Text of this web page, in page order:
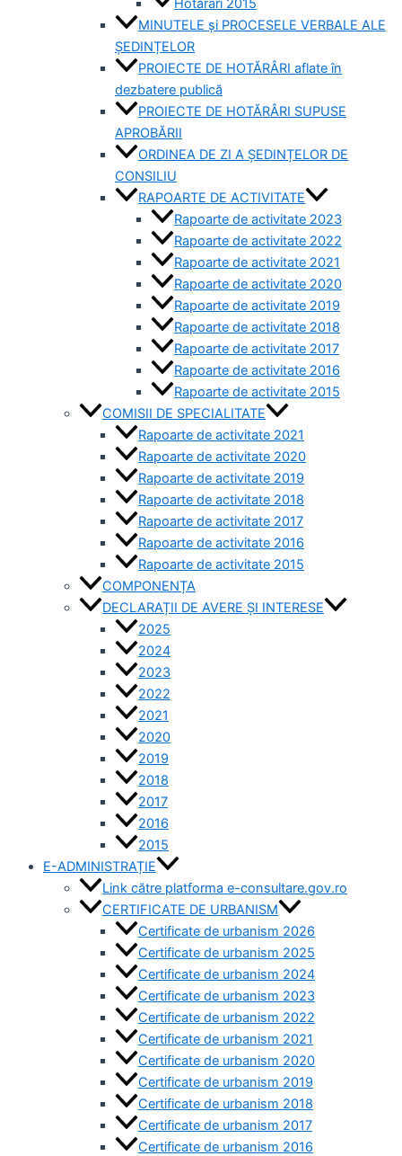
MINUTELE și PROCESELE VERBALE ALE
ȘEDINȚELOR
PROIECTE DE HOTĂRÂRI aflate în
dezbatere publică
PROIECTE DE HOTĂRÂRI SUPUSE
APROBĂRII
ORDINEA DE ZI A ȘEDINȚELOR DE
CONSILIU
RAPOARTE DE ACTIVITATE
Rapoarte de activitate 2023
Rapoarte de activitate 2022
Rapoarte de activitate 2021
Rapoarte de activitate 2020
Rapoarte de activitate 2019
Rapoarte de activitate 2018
Rapoarte de activitate 2017
Rapoarte de activitate 2016
Rapoarte de activitate 2015
COMISII DE SPECIALITATE
Rapoarte de activitate 2021
Rapoarte de activitate 2020
Rapoarte de activitate 2019
Rapoarte de activitate 2018
Rapoarte de activitate 2017
Rapoarte de activitate 2016
Rapoarte de activitate 2015
COMPONENȚA
DECLARAȚII DE AVERE ȘI INTERESE
2025
2024
2023
2022
2021
2020
2019
2018
2017
2016
2015
E-ADMINISTRAȚIE
Link către platforma e-consultare.gov.ro
CERTIFICATE DE URBANISM
Certificate de urbanism 2026
Certificate de urbanism 2025
Certificate de urbanism 2024
Certificate de urbanism 2023
Certificate de urbanism 2022
Certificate de urbanism 2021
Certificate de urbanism 2020
Certificate de urbanism 2019
Certificate de urbanism 2018
Certificate de urbanism 2017
Certificate de urbanism 2016